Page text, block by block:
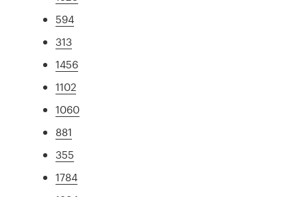
594
313
1456
1102
1060
881
355
1784